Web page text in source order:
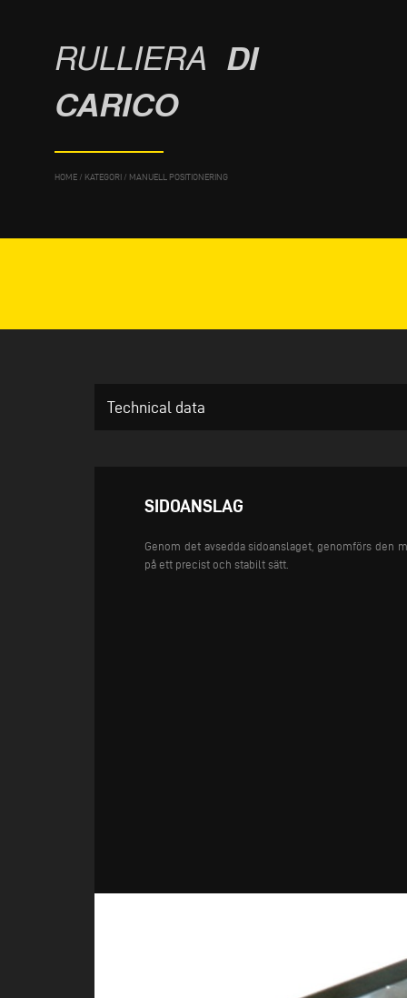
RULLIERA DI
CARICO
HOME / KATEGORI / MANUELL POSITIONERING
Technical data
SIDOANSLAG
Genom det avsedda sidoanslaget, genomförs den
på ett precist och stabilt sätt.